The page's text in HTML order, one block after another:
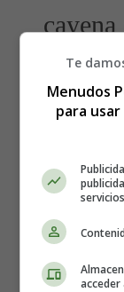
siempre que
amigos
Te
Menudos
para
servicios
acceder